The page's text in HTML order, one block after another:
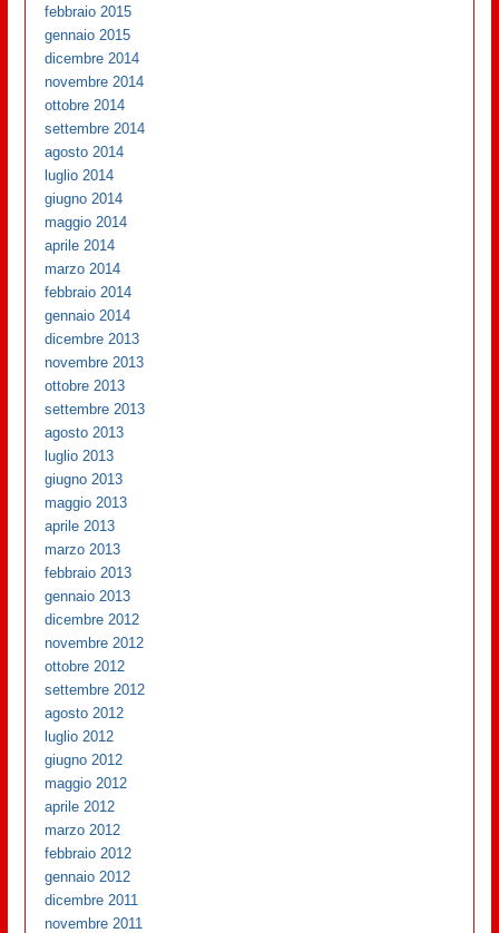
febbraio 2015
gennaio 2015
dicembre 2014
novembre 2014
ottobre 2014
settembre 2014
agosto 2014
luglio 2014
giugno 2014
maggio 2014
aprile 2014
marzo 2014
febbraio 2014
gennaio 2014
dicembre 2013
novembre 2013
ottobre 2013
settembre 2013
agosto 2013
luglio 2013
giugno 2013
maggio 2013
aprile 2013
marzo 2013
febbraio 2013
gennaio 2013
dicembre 2012
novembre 2012
ottobre 2012
settembre 2012
agosto 2012
luglio 2012
giugno 2012
maggio 2012
aprile 2012
marzo 2012
febbraio 2012
gennaio 2012
dicembre 2011
novembre 2011